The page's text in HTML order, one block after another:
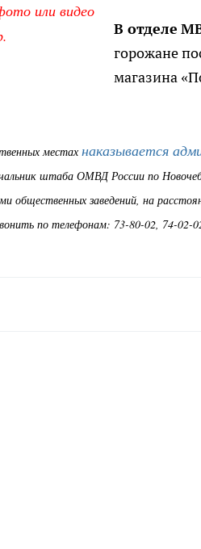
или видео
В отделе
горожане
магазина
местах наказывается
штаба ОМВД России по
общественных заведений, на
по телефонам: 73-80-02, 74-02-